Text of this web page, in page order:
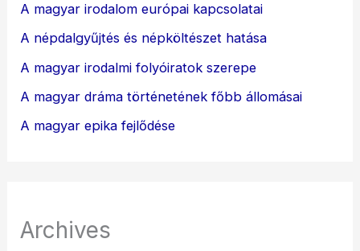
A magyar irodalom európai kapcsolatai
A népdalgyűjtés és népköltészet hatása
A magyar irodalmi folyóiratok szerepe
A magyar dráma történetének főbb állomásai
A magyar epika fejlődése
Archives